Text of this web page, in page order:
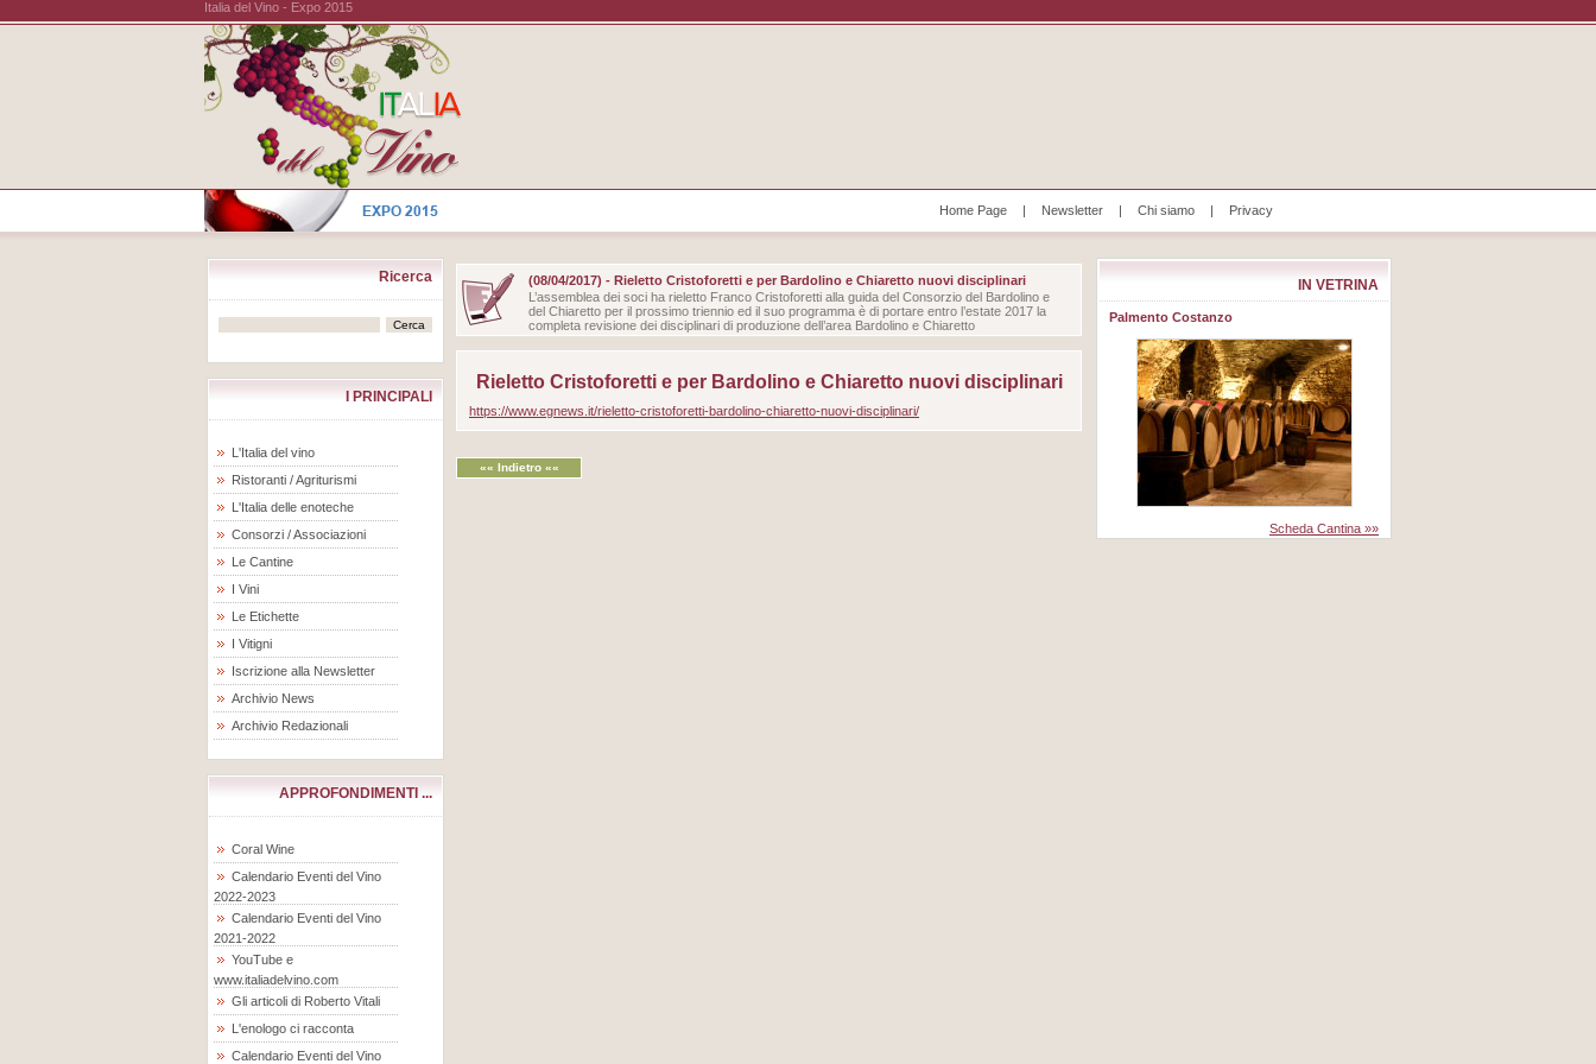
Italia del Vino - Expo 2015
Home Page | Newsletter | Chi siamo | Privacy
Ricerca
I PRINCIPALI
L'Italia del vino
Ristoranti / Agriturismi
L'Italia delle enoteche
Consorzi / Associazioni
Le Cantine
I Vini
Le Etichette
I Vitigni
Iscrizione alla Newsletter
Archivio News
Archivio Redazionali
APPROFONDIMENTI ...
Coral Wine
Calendario Eventi del Vino
2022-2023
Calendario Eventi del Vino
2021-2022
YouTube e
www.italiadelvino.com
Gli articoli di Roberto Vitali
L'enologo ci racconta
Calendario Eventi del Vino
(08/04/2017) - Rieletto Cristoforetti e per Bardolino e Chiaretto nuovi disciplinari
L’assemblea dei soci ha rieletto Franco Cristoforetti alla guida del Consorzio del Bardolino e
del Chiaretto per il prossimo triennio ed il suo programma è di portare entro l’estate 2017 la
completa revisione dei disciplinari di produzione dell’area Bardolino e Chiaretto
Rieletto Cristoforetti e per Bardolino e Chiaretto nuovi disciplinari
https://www.egnews.it/rieletto-cristoforetti-bardolino-chiaretto-nuovi-disciplinari/
«« Indietro ««
IN VETRINA
Palmento Costanzo
Scheda Cantina »»